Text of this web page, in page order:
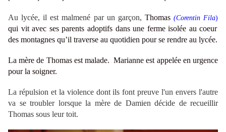
Au lycée, il est malmené par un garçon, Thomas (Corentin Fila)
qui vit avec ses parents adoptifs dans une ferme isolée au coeur
des montagnes qu’il traverse au quotidien pour se rendre au lycée.
La mère de Thomas est malade. Marianne est appelée en urgence
pour la soigner.
La répulsion et la violence dont ils font preuve l'un envers l'autre
va se troubler lorsque la mère de Damien décide de recueillir
Thomas sous leur toit.